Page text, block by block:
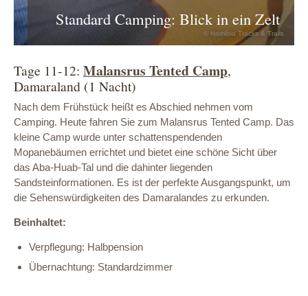
© Namibia Tracks & Trails
Standard Camping: Blick in ein Zelt
Tage 11-12: Malansrus Tented Camp,
Damaraland (1 Nacht)
Nach dem Frühstück heißt es Abschied nehmen vom
Camping. Heute fahren Sie zum Malansrus Tented Camp. Das
kleine Camp wurde unter schattenspendenden
Mopanebäumen errichtet und bietet eine schöne Sicht über
das Aba-Huab-Tal und die dahinter liegenden
Sandsteinformationen. Es ist der perfekte Ausgangspunkt, um
die Sehenswürdigkeiten des Damaralandes zu erkunden.
Beinhaltet:
Verpflegung: Halbpension
Übernachtung: Standardzimmer